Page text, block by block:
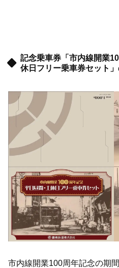
記念乗車券「市内線開業
休日フリー乗車券セット
市内線開業100周年記念の期